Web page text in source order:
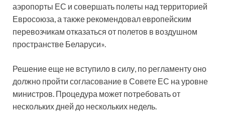
аэропорты ЕС и совершать полеты над территорией
Евросоюза, а также рекомендовал европейским
перевозчикам отказаться от полетов в воздушном
пространстве Беларуси».
Решение еще не вступило в силу, по регламенту оно
должно пройти согласование в Совете ЕС на уровне
министров. Процедура может потребовать от
нескольких дней до нескольких недель.